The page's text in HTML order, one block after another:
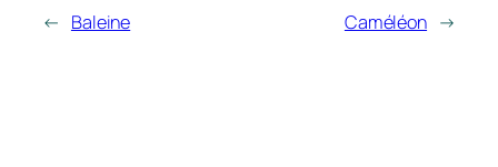
← Baleine Caméléon →